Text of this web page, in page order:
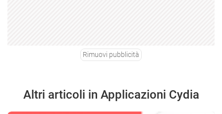
Rimuovi pubblicità
Altri articoli in Applicazioni Cydia